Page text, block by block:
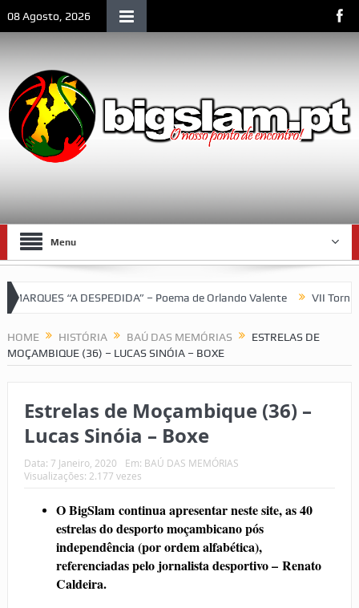
08 Agosto, 2026
Menu
“A DESPEDIDA” – Poema de Orlando Valente VII Torneio
HOME HISTÓRIA BAÚ DAS MEMÓRIAS
ESTRELAS DE
MOÇAMBIQUE (36) – LUCAS SINÓIA – BOXE
Estrelas de Moçambique (36) –
Lucas Sinóia – Boxe
Data: 7 Janeiro, 2020 Em: BAÚ DAS MEMÓRIAS
Visualizações: 2.177 vezes
O BigSlam continua apresentar neste site, as 40
estrelas do desporto moçambicano pós
independência (por ordem alfabética),
referenciadas pelo jornalista desportivo – Renato
Caldeira.